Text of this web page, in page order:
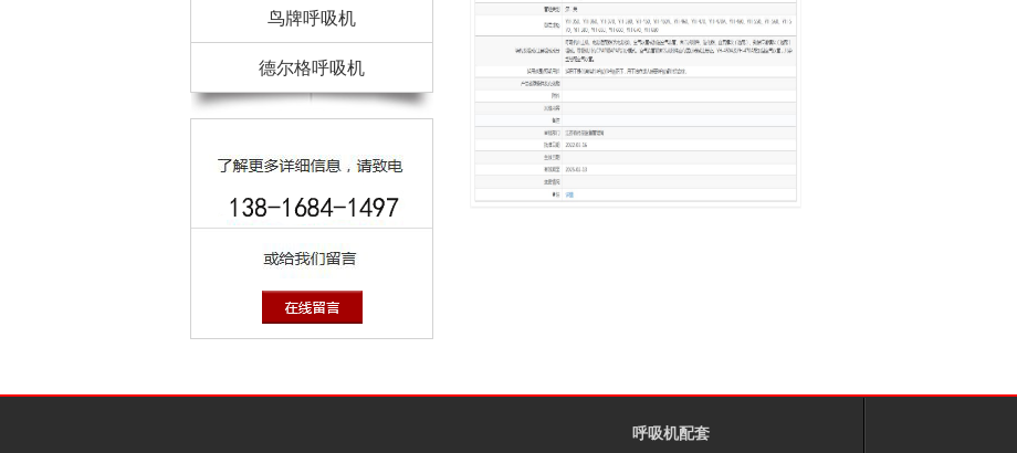
鸟牌呼吸机
德尔格呼吸机
呼吸机配套